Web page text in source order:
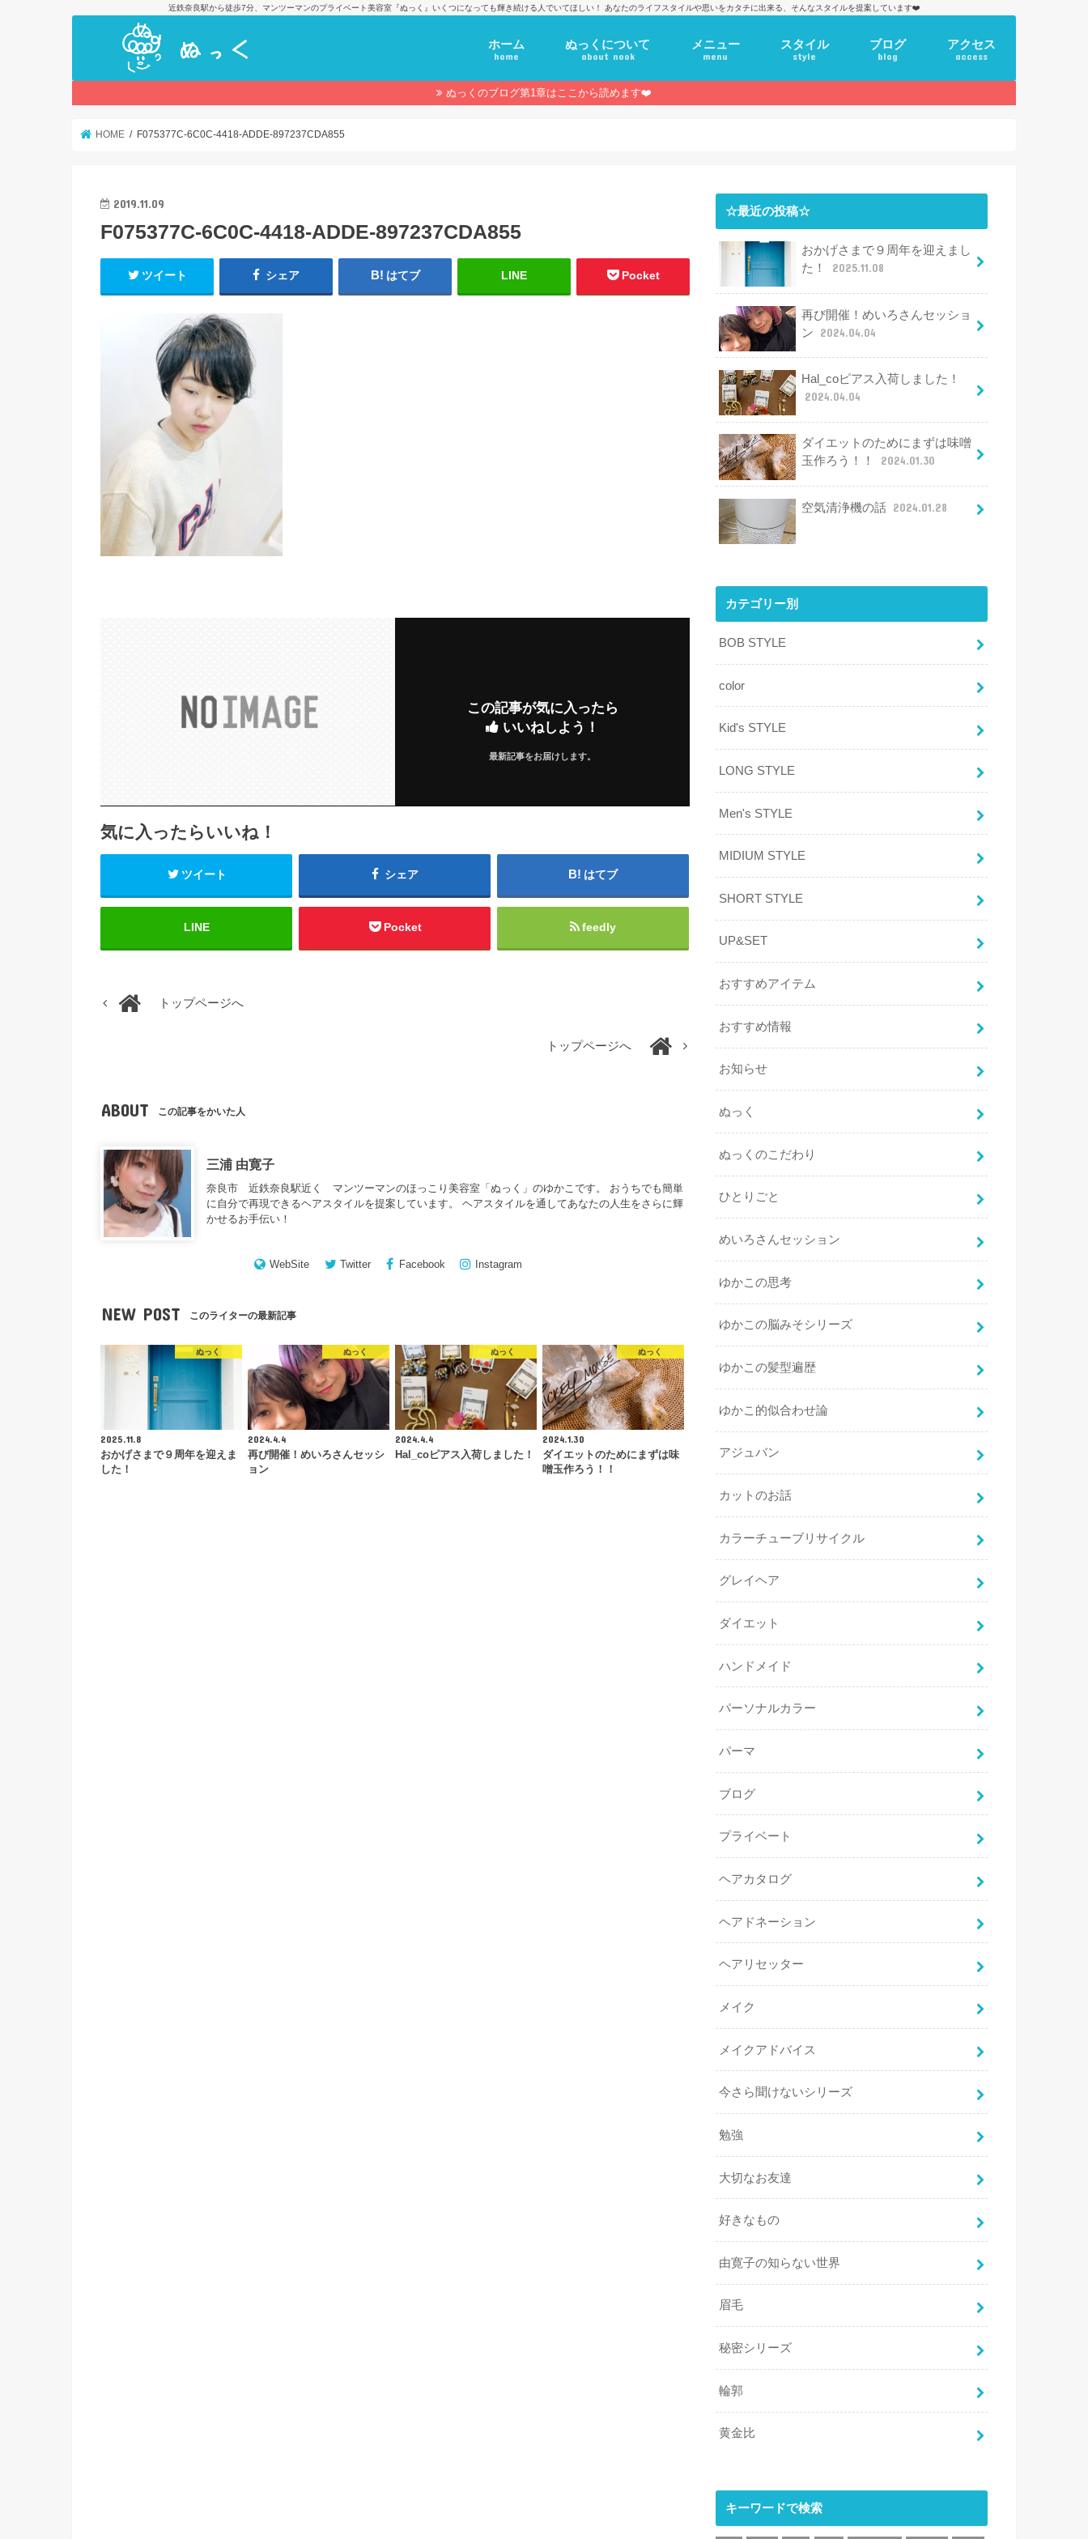
近鉄奈良駅から徒歩7分、マンツーマンのプライベート美容室『ぬっく』いくつになっても輝き続ける人でいてほしい！ あなたのライフスタイルや思いをカタチに出来る、そんなスタイルを提案しています❤️
ホーム
home
ぬっくについて
about nook
メニュー
menu
スタイル
style
ブログ
blog
アクセス
access
ぬっくのブログ第1章はここから読めます❤️
HOME F075377C-6C0C-4418-ADDE-897237CDA855
2019.11.09
F075377C-6C0C-4418-ADDE-897237CDA855
ツイート シェア はてブ LINE Pocket
この記事が気に入ったら
いいねしよう！
最新記事をお届けします。
気に入ったらいいね！
ツイート シェア はてブ
LINE Pocket feedly
トップページへ
トップページへ
ABOUT この記事をかいた人
三浦 由寛子
奈良市 近鉄奈良駅近く マンツーマンのほっこり美容室「ぬっく」のゆかこです。 おうちでも簡単
に自分で再現できるヘアスタイルを提案しています。 ヘアスタイルを通してあなたの人生をさらに輝
かせるお手伝い！
WebSite Twitter Facebook Instagram
NEW POST このライターの最新記事
ぬっく
2025.11.8
おかげさまで９周年を迎えま
した！
ぬっく
2024.4.4
再び開催！めいろさんセッシ
ョン
ぬっく
2024.4.4
Hal_coピアス入荷しました！
ぬっく
2024.1.30
ダイエットのためにまずは味
噌玉作ろう！！
☆最近の投稿☆
おかげさまで９周年を迎えまし
た！
2025.11.08
再び開催！めいろさんセッショ
ン
2024.04.04
Hal_coピアス入荷しました！
2024.04.04
ダイエットのためにまずは味噌
玉作ろう！！
2024.01.30
空気清浄機の話 2024.01.28
カテゴリー別
BOB STYLE
color
Kid's STYLE
LONG STYLE
Men's STYLE
MIDIUM STYLE
SHORT STYLE
UP&SET
おすすめアイテム
おすすめ情報
お知らせ
ぬっく
ぬっくのこだわり
ひとりごと
めいろさんセッション
ゆかこの思考
ゆかこの脳みそシリーズ
ゆかこの髪型遍歴
ゆかこ的似合わせ論
アジュバン
カットのお話
カラーチューブリサイクル
グレイヘア
ダイエット
ハンドメイド
パーソナルカラー
パーマ
ブログ
プライベート
ヘアカタログ
ヘアドネーション
ヘアリセッター
メイク
メイクアドバイス
今さら聞けないシリーズ
勉強
大切なお友達
好きなもの
由寛子の知らない世界
眉毛
秘密シリーズ
輪郭
黄金比
キーワードで検索